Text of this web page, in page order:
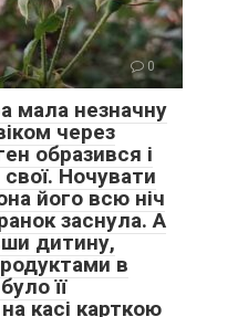
0
мала незначну
через
образився і
Ночувати
його всю ніч
заснула. А
дитину,
в
її
касі карткою